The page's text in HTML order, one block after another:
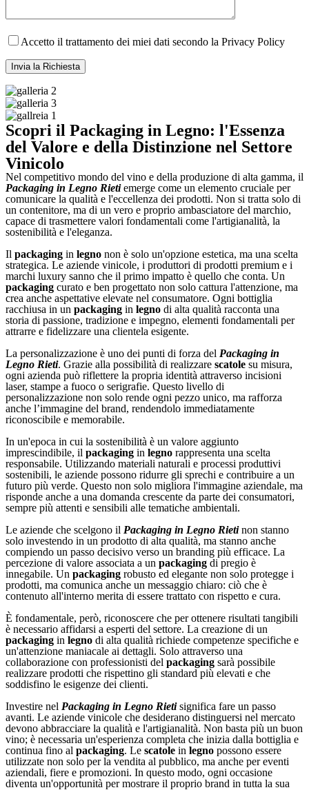
Accetto il trattamento dei miei dati secondo la Privacy Policy
Scopri il Packaging in Legno: l'Essenza
del Valore e della Distinzione nel Settore
Vinicolo
Nel competitivo mondo del vino e della produzione di alta gamma, il
Packaging in Legno Rietiemerge come un elemento cruciale per
comunicare la qualità e l'eccellenza dei prodotti. Non si tratta solo di
un contenitore, ma di un vero e proprio ambasciatore del marchio,
capace di trasmettere valori fondamentali come l'artigianalità, la
sostenibilità e l'eleganza.
Il packaging in legno non è solo un'opzione estetica, ma una scelta
strategica. Le aziende vinicole, i produttori di prodotti premium e i
marchi luxury sanno che il primo impatto è quello che conta. Un
packaging curato e ben progettato non solo cattura l'attenzione, ma
crea anche aspettative elevate nel consumatore. Ogni bottiglia
racchiusa in un packaging in legno di alta qualità racconta una
storia di passione, tradizione e impegno, elementi fondamentali per
attrarre e fidelizzare una clientela esigente.
La personalizzazione è uno dei punti di forza del Packaging in
Legno Rieti. Grazie alla possibilità di realizzare scatole su misura,
ogni azienda può riflettere la propria identità attraverso incisioni
laser, stampe a fuoco o serigrafie. Questo livello di
personalizzazione non solo rende ogni pezzo unico, ma rafforza
anche l’immagine del brand, rendendolo immediatamente
riconoscibile e memorabile.
In un'epoca in cui la sostenibilità è un valore aggiunto
imprescindibile, il packaging in legno rappresenta una scelta
responsabile. Utilizzando materiali naturali e processi produttivi
sostenibili, le aziende possono ridurre gli sprechi e contribuire a un
futuro più verde. Questo non solo migliora l'immagine aziendale, ma
risponde anche a una domanda crescente da parte dei consumatori,
sempre più attenti e sensibili alle tematiche ambientali.
Le aziende che scelgono il Packaging in Legno Rietinon stanno
solo investendo in un prodotto di alta qualità, ma stanno anche
compiendo un passo decisivo verso un branding più efficace. La
percezione di valore associata a un packaging di pregio è
innegabile. Un packaging robusto ed elegante non solo protegge i
prodotti, ma comunica anche un messaggio chiaro: ciò che è
contenuto all'interno merita di essere trattato con rispetto e cura.
È fondamentale, però, riconoscere che per ottenere risultati tangibili
è necessario affidarsi a esperti del settore. La creazione di un
packaging in legno di alta qualità richiede competenze specifiche e
un'attenzione maniacale ai dettagli. Solo attraverso una
collaborazione con professionisti del packaging sarà possibile
realizzare prodotti che rispettino gli standard più elevati e che
soddisfino le esigenze dei clienti.
Investire nel Packaging in Legno Rietisignifica fare un passo
avanti. Le aziende vinicole che desiderano distinguersi nel mercato
devono abbracciare la qualità e l'artigianalità. Non basta più un buon
vino; è necessaria un'esperienza completa che inizia dalla bottiglia e
continua fino al packaging. Le scatole in legno possono essere
utilizzate non solo per la vendita al pubblico, ma anche per eventi
aziendali, fiere e promozioni. In questo modo, ogni occasione
diventa un'opportunità per mostrare il proprio brand in tutta la sua